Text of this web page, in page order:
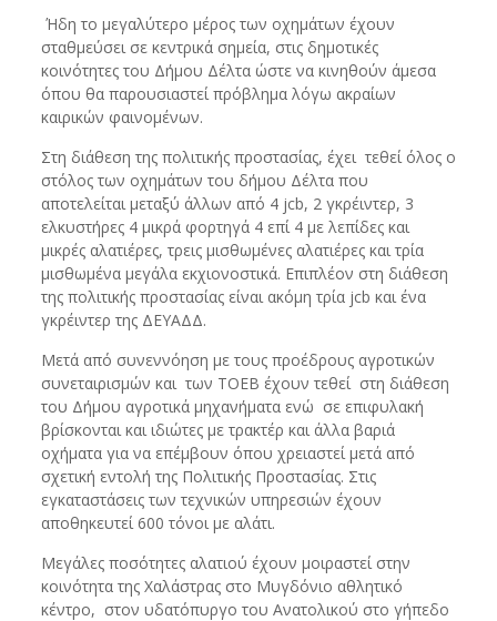
Ήδη το μεγαλύτερο μέρος των οχημάτων έχουν
σταθμεύσει σε κεντρικά σημεία, στις δημοτικές
κοινότητες του Δήμου Δέλτα ώστε να κινηθούν άμεσα
όπου θα παρουσιαστεί πρόβλημα λόγω ακραίων
καιρικών φαινομένων.
Στη διάθεση της πολιτικής προστασίας, έχει τεθεί όλος ο
στόλος των οχημάτων του δήμου Δέλτα που
αποτελείται μεταξύ άλλων από 4 jcb, 2 γκρέιντερ, 3
ελκυστήρες 4 μικρά φορτηγά 4 επί 4 με λεπίδες και
μικρές αλατιέρες, τρεις μισθωμένες αλατιέρες και τρία
μισθωμένα μεγάλα εκχιονοστικά. Επιπλέον στη διάθεση
της πολιτικής προστασίας είναι ακόμη τρία jcb και ένα
γκρέιντερ της ΔΕΥΑΔΔ.
Μετά από συνεννόηση με τους προέδρους αγροτικών
συνεταιρισμών και των ΤΟΕΒ έχουν τεθεί στη διάθεση
του Δήμου αγροτικά μηχανήματα ενώ σε επιφυλακή
βρίσκονται και ιδιώτες με τρακτέρ και άλλα βαριά
οχήματα για να επέμβουν όπου χρειαστεί μετά από
σχετική εντολή της Πολιτικής Προστασίας. Στις
εγκαταστάσεις των τεχνικών υπηρεσιών έχουν
αποθηκευτεί 600 τόνοι με αλάτι.
Μεγάλες ποσότητες αλατιού έχουν μοιραστεί στην
κοινότητα της Χαλάστρας στο Μυγδόνιο αθλητικό
κέντρο, στον υδατόπυργο του Ανατολικού στο γήπεδο